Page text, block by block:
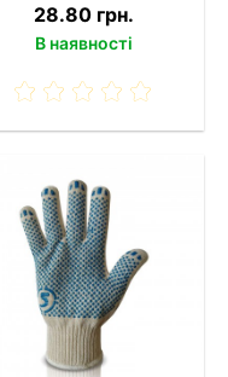
28.80 грн.
В наявності